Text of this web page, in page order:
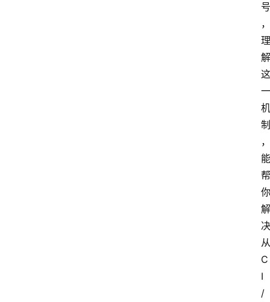
号
，
理
解
这
一
机
制
，
能
帮
你
解
决
从
C
I
/